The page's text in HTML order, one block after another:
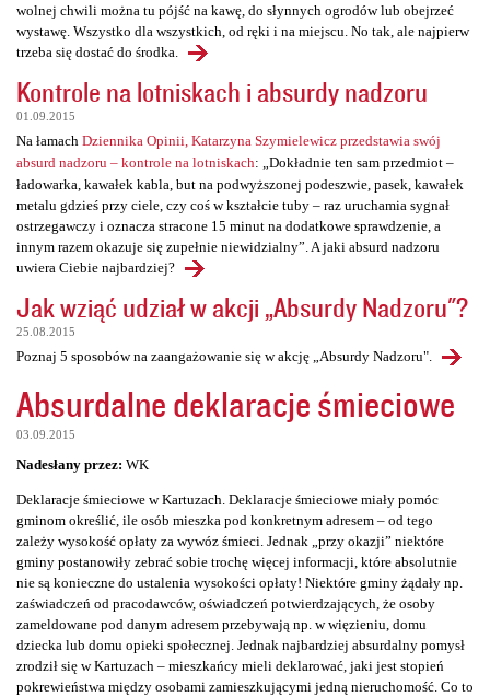
wolnej chwili można tu pójść na kawę, do słynnych ogrodów lub obejrzeć
wystawę. Wszystko dla wszystkich, od ręki i na miejscu. No tak, ale najpierw
trzeba się dostać do środka.
Kontrole na lotniskach i absurdy nadzoru
01.09.2015
Na łamach Dziennika Opinii, Katarzyna Szymielewicz przedstawia swój
absurd nadzoru – kontrole na lotniskach: „Dokładnie ten sam przedmiot –
ładowarka, kawałek kabla, but na podwyższonej podeszwie, pasek, kawałek
metalu gdzieś przy ciele, czy coś w kształcie tuby – raz uruchamia sygnał
ostrzegawczy i oznacza stracone 15 minut na dodatkowe sprawdzenie, a
innym razem okazuje się zupełnie niewidzialny”. A jaki absurd nadzoru
uwiera Ciebie najbardziej?
Jak wziąć udział w akcji „Absurdy Nadzoru"?
25.08.2015
Poznaj 5 sposobów na zaangażowanie się w akcję „Absurdy Nadzoru".
Absurdalne deklaracje śmieciowe
03.09.2015
Nadesłany przez: WK
Deklaracje śmieciowe w Kartuzach. Deklaracje śmieciowe miały pomóc
gminom określić, ile osób mieszka pod konkretnym adresem – od tego
zależy wysokość opłaty za wywóz śmieci. Jednak „przy okazji” niektóre
gminy postanowiły zebrać sobie trochę więcej informacji, które absolutnie
nie są konieczne do ustalenia wysokości opłaty! Niektóre gminy żądały np.
zaświadczeń od pracodawców, oświadczeń potwierdzających, że osoby
zameldowane pod danym adresem przebywają np. w więzieniu, domu
dziecka lub domu opieki społecznej. Jednak najbardziej absurdalny pomysł
zrodził się w Kartuzach – mieszkańcy mieli deklarować, jaki jest stopień
pokrewieństwa między osobami zamieszkującymi jedną nieruchomość. Co to